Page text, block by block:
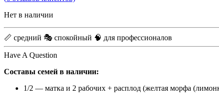
Нет в наличии
📏 средний 🎭 спокойный 🧠 для профессионалов
Have A Question
Составы семей в наличии:
1/2 — матка и 2 рабочих + расплод (желтая морфа